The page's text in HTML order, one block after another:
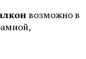
возможно в